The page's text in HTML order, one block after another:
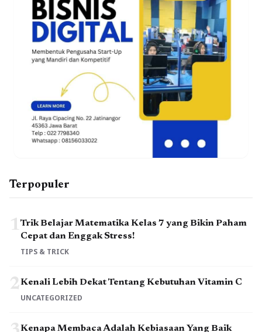
Terpopuler
1Trik Belajar Matematika Kelas 7 yang Bikin Paham
Cepat dan Enggak Stress!
TIPS & TRICK
2Kenali Lebih Dekat Tentang Kebutuhan Vitamin C
UNCATEGORIZED
Kenapa Membaca Adalah Kebiasaan Yang Baik